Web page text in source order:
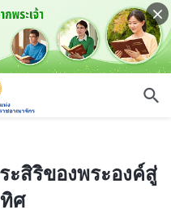
ค์สู่บูรพาทิศ
ะสิริของพระองค์สู่
ศ